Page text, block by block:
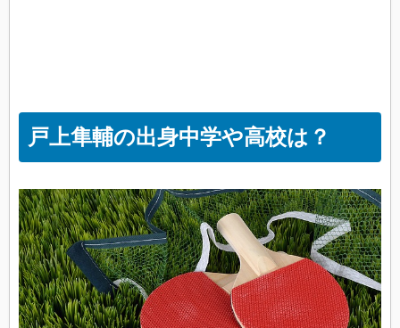
戸上隼輔の出身中学や高校は？